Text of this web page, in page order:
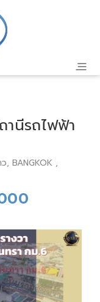
านีรถไฟฟ้า
, BANGKOK ,